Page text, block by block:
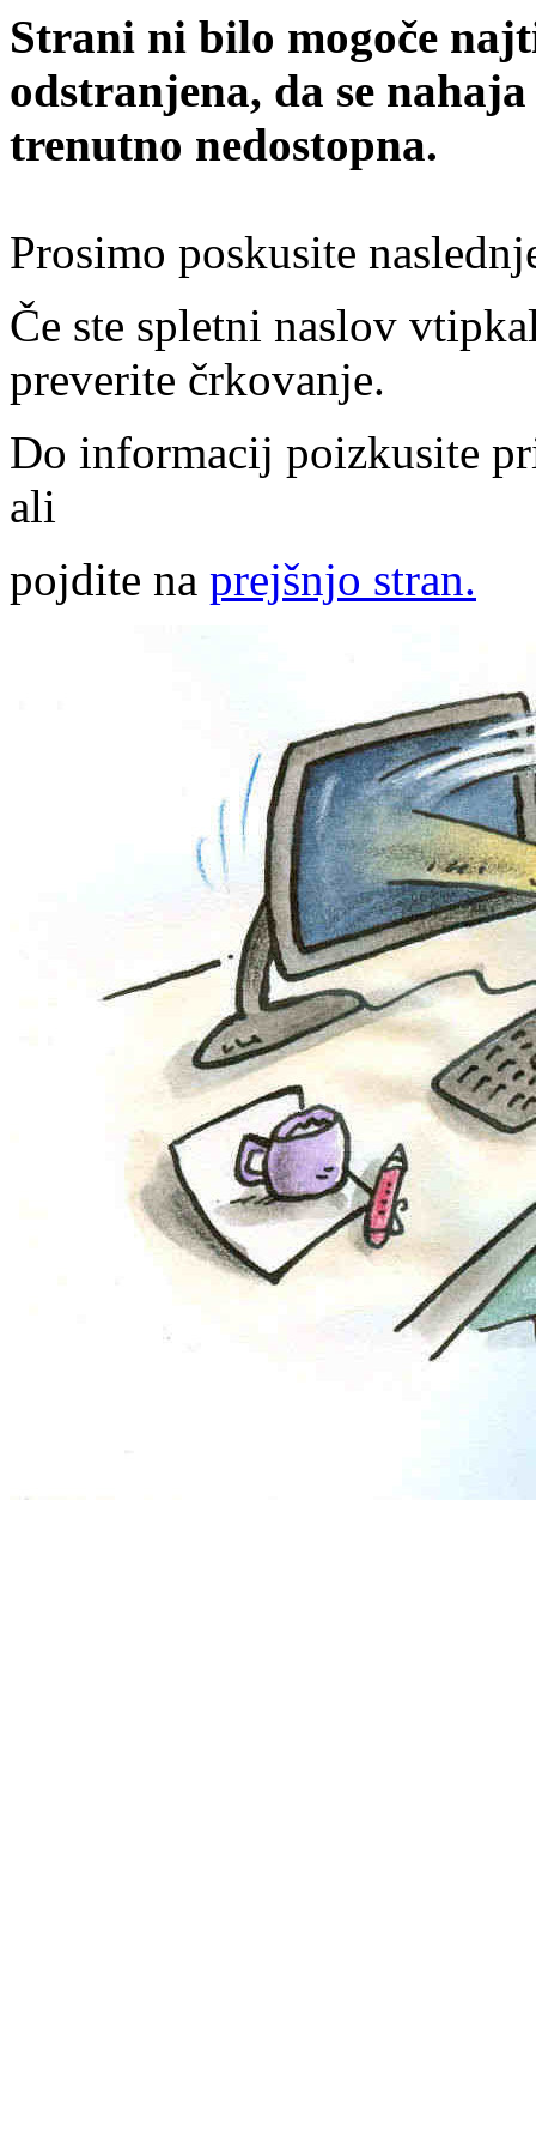
Strani ni bilo mogoče
odstranjena, da se
trenutno nedostopna.
Prosimo poskusite
Če ste spletni naslov
preverite črkovanje.
Do informacij poizkusite
ali
pojdite na prejšnjo stran.